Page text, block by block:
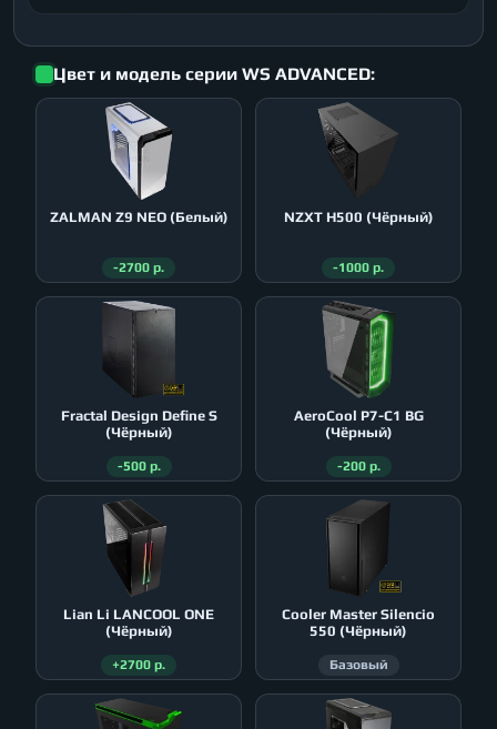
Цвет и модель серии WS ADVANCED:
ZALMAN Z9 NEO (Белый)
-2700 р.
NZXT H500 (Чёрный)
-1000 р.
Fractal Design Define S
(Чёрный)
-500 р.
AeroСool P7-C1 BG
(Чёрный)
-200 р.
Lian Li LANCOOL ONE
(Чёрный)
+2700 р.
Cooler Master Silencio
550 (Чёрный)
Базовый